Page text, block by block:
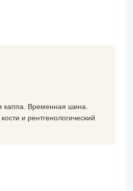
каппа. Временная шина.
и рентгенологический